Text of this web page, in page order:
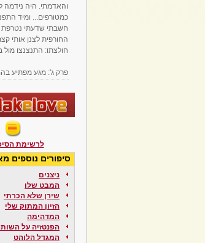
והאדמתי. היה נידמה
כמטורפים... ומיד
חשבתי שדעתי נטרפת
החורפית לצנן אותי
חולצתו: התנצנצו
פרק ג': מגע מפתיע
לרשימת
סיפורים נוספים
ניצנים
המבט שלו
שירן שלא הכרתי
הזיון המתוק שלי
המדהימה
הפנטזיה על
המגדל הלוהט